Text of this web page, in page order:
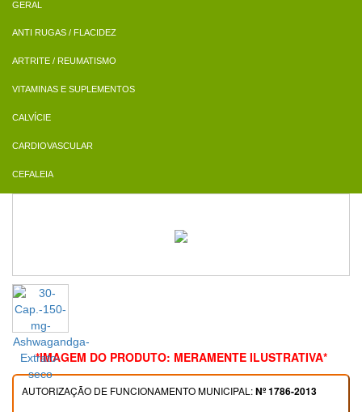
ANTI RUGAS / FLACIDEZ
ARTRITE / REUMATISMO
VITAMINAS E SUPLEMENTOS
CALVÍCIE
CARDIOVASCULAR
CEFALEIA
*IMAGEM DO PRODUTO: MERAMENTE ILUSTRATIVA*
AUTORIZAÇÃO DE FUNCIONAMENTO MUNICIPAL:Nº 1786-2013